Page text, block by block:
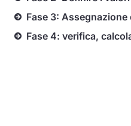
Fase 3:
Fase 4: verifica,